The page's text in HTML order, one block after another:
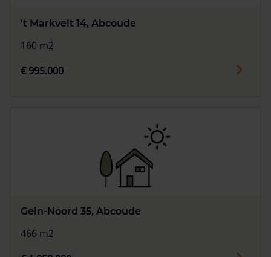
't Markvelt 14, Abcoude
160 m2
€ 995.000
Gein-Noord 35, Abcoude
466 m2